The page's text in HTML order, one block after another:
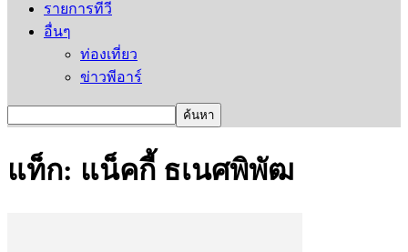
รายการทีวี
อื่นๆ
ท่องเที่ยว
ข่าวพีอาร์
แท็ก: แน็คกี้ ธเนศพิพัฒ